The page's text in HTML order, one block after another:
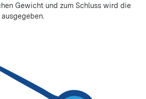
Gewicht und zum Schluss wird die